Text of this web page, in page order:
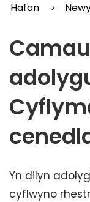
Hafan
Yn dilyn
cyflwyno